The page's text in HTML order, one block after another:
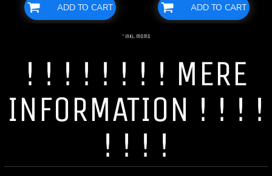
ADD TO CART ADD TO CART
* inkl. moms
! ! ! ! ! ! ! ! MERE
INFORMATION ! ! ! !
! ! ! !